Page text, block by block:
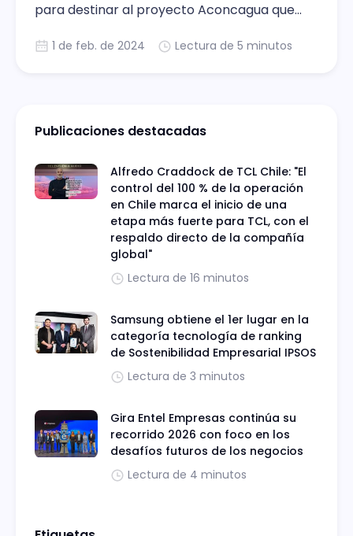
para destinar al proyecto Aconcagua que
múltiples usos en las regiones de Valparaíso y
1 de feb. de 2024 Lectura de 5 minutos
Publicaciones destacadas
Alfredo Craddock de TCL Chile: "El
control del 100 % de la operación
en Chile marca el inicio de una
etapa más fuerte para TCL, con el
respaldo directo de la compañía
global"
Lectura de 16 minutos
Samsung obtiene el 1er lugar en la
categoría tecnología de ranking
de Sostenibilidad Empresarial IPSOS
Lectura de 3 minutos
Gira Entel Empresas continúa su
recorrido 2026 con foco en los
desafíos futuros de los negocios
Lectura de 4 minutos